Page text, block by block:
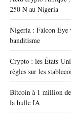
250 ₦ au Nigeria
Nigeria : Falcon Eye
banditisme
Crypto : les États-
règles sur les
Bitcoin à 1 million
la bulle IA